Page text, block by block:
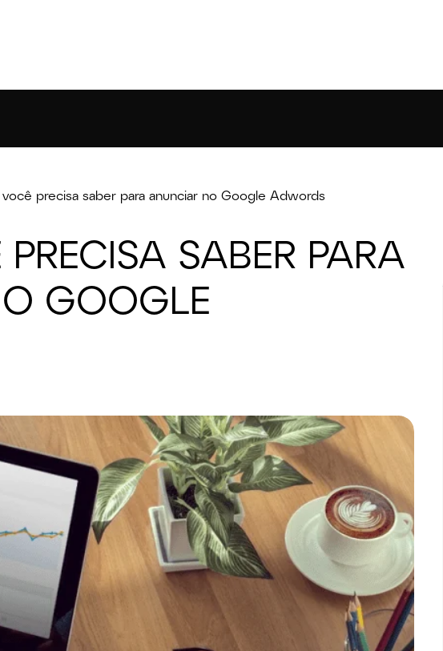
precisa saber para anunciar no Google Adwords
SABER PARA
GOOGLE